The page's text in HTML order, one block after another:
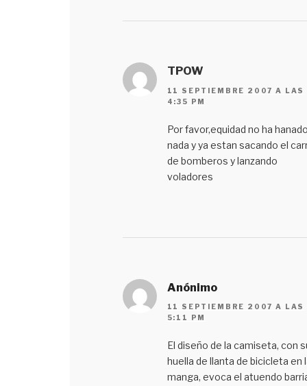
TPOW
11 SEPTIEMBRE 2007 A LAS
4:35 PM
Por favor,equidad no ha
nada y ya estan sacando el
de bomberos y lanzando
voladores
Anónimo
11 SEPTIEMBRE 2007 A LAS
5:11 PM
El diseño de la camiseta, con
huella de llanta de bicicleta en
manga, evoca el atuendo